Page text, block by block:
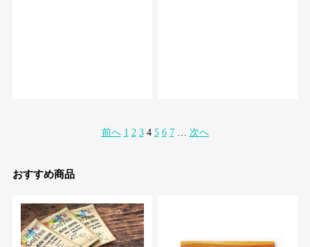
前へ 1 2 3 4 5 6 7 次へ
おすすめ商品